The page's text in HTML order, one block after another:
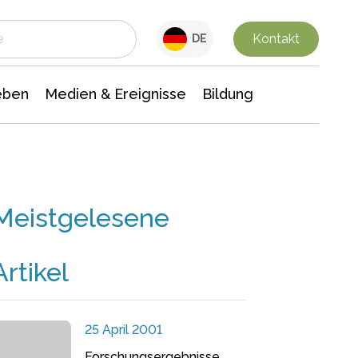
DE Kontakt
Medien & Ereignisse Bildung
25 April 2001